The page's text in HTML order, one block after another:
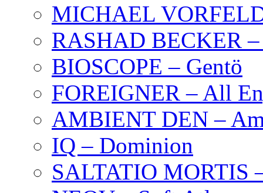
MICHAEL
RASHAD BECKER
BIOSCOPE – Gentö
FOREIGNER – All
AMBIENT DEN –
IQ – Dominion
SALTATIO MORTIS